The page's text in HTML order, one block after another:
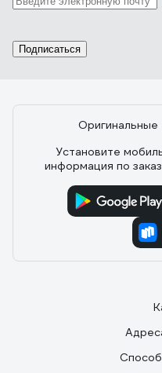
Подписаться
Оригинальные
Установите
информация по